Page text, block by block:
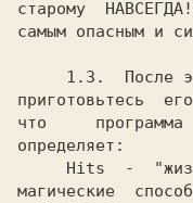
старому
самым опасным и
     1.3.
После
приготовьтесь
что
определяет:
магические